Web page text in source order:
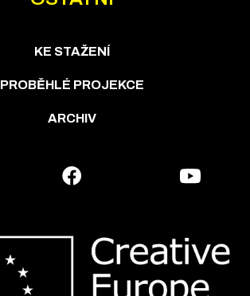
KE STAŽENÍ
PROBĚHLÉ PROJEKCE
ARCHIV